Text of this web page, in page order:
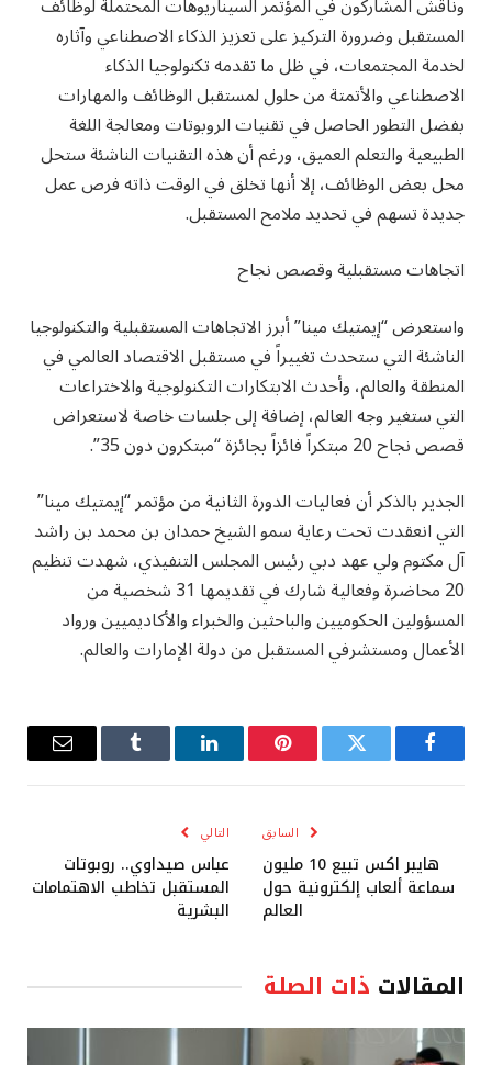
المستقبل وضرورة التركيز على تعزيز الذكاء الاصطناعي وآثاره
لخدمة المجتمعات، في ظل ما تقدمه تكنولوجيا الذكاء
الاصطناعي والأتمتة من حلول لمستقبل الوظائف والمهارات
بفضل التطور الحاصل في تقنيات الروبوتات ومعالجة اللغة
الطبيعية والتعلم العميق، ورغم أن هذه التقنيات الناشئة ستحل
محل بعض الوظائف، إلا أنها تخلق في الوقت ذاته فرص عمل
جديدة تسهم في تحديد ملامح المستقبل.
اتجاهات مستقبلية وقصص نجاح
واستعرض “إيمتيك مينا” أبرز الاتجاهات المستقبلية والتكنولوجيا
الناشئة التي ستحدث تغييراً في مستقبل الاقتصاد العالمي في
المنطقة والعالم، وأحدث الابتكارات التكنولوجية والاختراعات
التي ستغير وجه العالم، إضافة إلى جلسات خاصة لاستعراض
قصص نجاح 20 مبتكراً فائزاً بجائزة “مبتكرون دون 35”.
الجدير بالذكر أن فعاليات الدورة الثانية من مؤتمر “إيمتيك مينا”
التي انعقدت تحت رعاية سمو الشيخ حمدان بن محمد بن راشد
آل مكتوم ولي عهد دبي رئيس المجلس التنفيذي، شهدت تنظيم
20 محاضرة وفعالية شارك في تقديمها 31 شخصية من
المسؤولين الحكوميين والباحثين والخبراء والأكاديميين ورواد
الأعمال ومستشرفي المستقبل من دولة الإمارات والعالم.
فيسبوك تويتر بينتيريستلينكدإن Tumblr
البريد
السابق
هايبر اكس تبيع 10 مليون
سماعة ألعاب إلكترونية حول
العالم
التالي
عباس صيداوي.. روبوتات
المستقبل تخاطب الاهتمامات
البشرية
المقالات ذات الصلة